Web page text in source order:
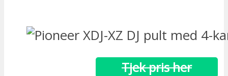
Tjek pris her